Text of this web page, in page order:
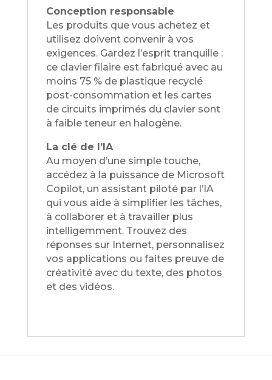
Conception responsable
Les produits que vous achetez et
utilisez doivent convenir à vos
exigences. Gardez l’esprit tranquille :
ce clavier filaire est fabriqué avec au
moins 75 % de plastique recyclé
post-consommation et les cartes
de circuits imprimés du clavier sont
à faible teneur en halogène.
La clé de l’IA
Au moyen d’une simple touche,
accédez à la puissance de Microsoft
Copilot, un assistant piloté par l’IA
qui vous aide à simplifier les tâches,
à collaborer et à travailler plus
intelligemment. Trouvez des
réponses sur Internet, personnalisez
vos applications ou faites preuve de
créativité avec du texte, des photos
et des vidéos.